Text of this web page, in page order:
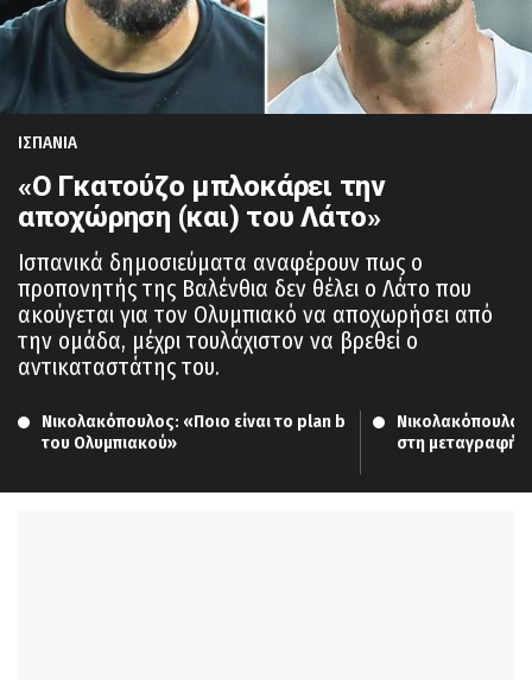
ΙΣΠΑΝΙΑ
«Ο Γκατούζο μπλοκάρει την
αποχώρηση (και) του Λάτο»
Ισπανικά δημοσιεύματα αναφέρουν πως ο
προπονητής της Βαλένθια δεν θέλει ο Λάτο που
ακούγεται για τον Ολυμπιακό να αποχωρήσει από
την ομάδα, μέχρι τουλάχιστον να βρεθεί ο
αντικαταστάτης του.
Νικολακόπουλος: «Ποιο είναι το plan b
του Ολυμπιακού»
στη μεταγραφή